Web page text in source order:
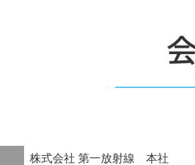
株式会社 第一放射線 本社